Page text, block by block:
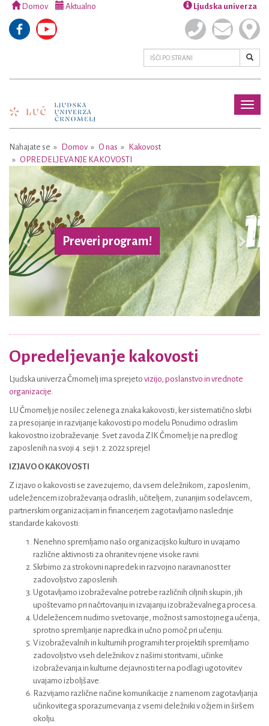
Domov Aktualno Ljudska univerza
Nahajate se Domov O nas
Kakovost
OPREDELJEVANJE KAKOVOSTI
Preveri program!
Previous Next
Opredeljevanje kakovosti
Ljudska univerza Črnomelj ima sprejeto vizijo, poslanstvo in vrednote
organizacije.
LU Črnomelj je nosilec zelenega znaka kakovosti, ker sistematično skrbi
za presojanje in razvijanje kakovosti po modelu Ponudimo odraslim
kakovostno izobraževanje. Svet zavoda ZIK Črnomelj je na predlog
zaposlenih na svoji 4. seji 1. 2. 2022 sprejel
IZJAVO O KAKOVOSTI
Z izjavo o kakovosti se zavezujemo, da vsem deležnikom, zaposlenim,
udeležencem izobraževanja odraslih, učiteljem, zunanjim sodelavcem,
partnerskim organizacijam in financerjem zagotavljamo naslednje
standarde kakovosti:
Nenehno spremljamo našo organizacijsko kulturo in uvajamo
različne aktivnosti za ohranitev njene visoke ravni.
Skrbimo za strokovni napredek in razvojno naravnanost ter
zadovoljstvo zaposlenih.
Ugotavljamo izobraževalne potrebe različnih ciljnih skupin, jih
upoštevamo pri načrtovanju in izvajanju izobraževalnega procesa.
Udeležencem nudimo svetovanje, možnost samostojnega učenja,
sprotno spremljanje napredka in učno pomoč pri učenju.
V izobraževalnih in kulturnih programih ter projektih spremljamo
zadovoljstvo vseh deležnikov z našimi storitvami, učinke
izobraževanja in kulturne dejavnosti ter na podlagi ugotovitev
uvajamo izboljšave.
Razvijamo različne načine komunikacije z namenom zagotavljanja
učinkovitega sporazumevanja z vsemi deležniki v ožjem in širšem
okolju.